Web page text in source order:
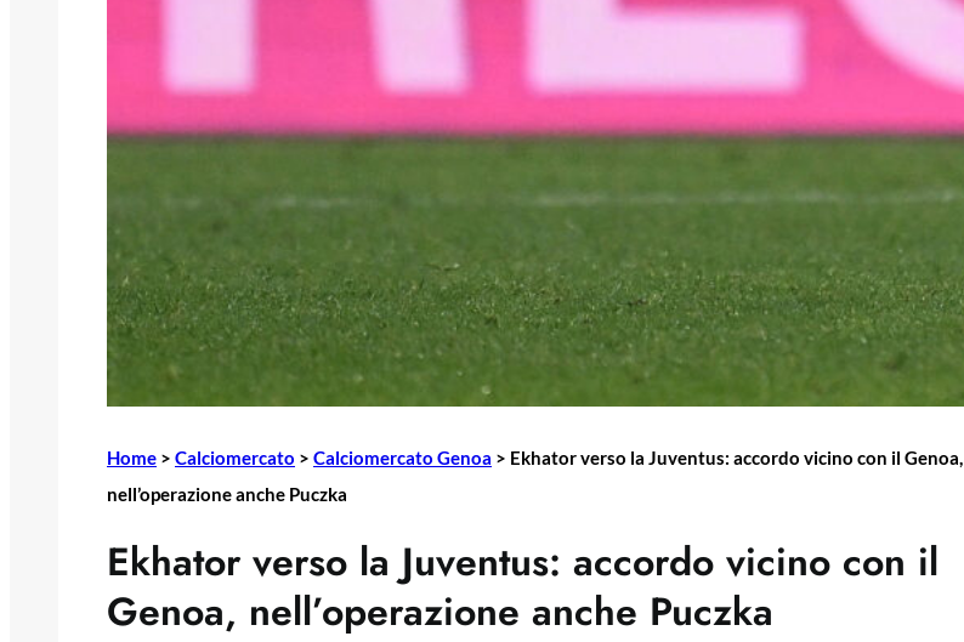
Home > Calciomercato > Calciomercato Genoa > Ekhator verso la Juventus: accordo vicino con il Genoa,
nell’operazione anche Puczka
Ekhator verso la Juventus: accordo vicino con il
Genoa, nell’operazione anche Puczka